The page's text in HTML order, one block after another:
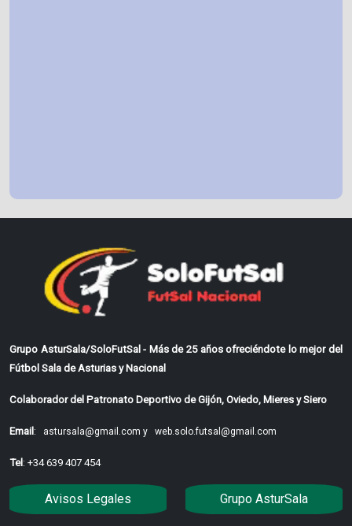
Grupo AsturSala/SoloFutSal - Más de 25 años ofreciéndote lo mejor del
Fútbol Sala de Asturias y Nacional
Colaborador del Patronato Deportivo de Gijón, Oviedo, Mieres y Siero
Email: astursala@gmail.com y web.solo.futsal@gmail.com
Tel: +34 639 407 454
Avisos Legales Grupo AsturSala